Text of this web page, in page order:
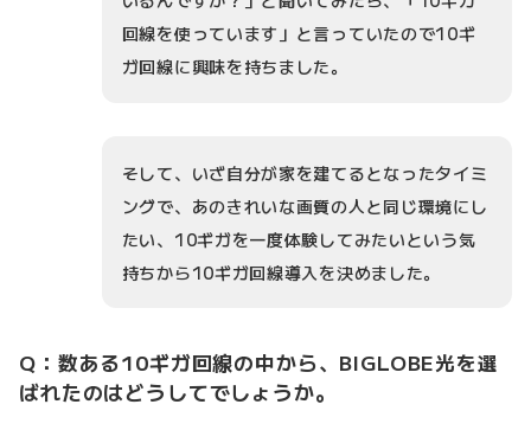
回線を使っています」と言っていたので10ギ
ガ回線に興味を持ちました。
そして、いざ自分が家を建てるとなったタイミ
ングで、あのきれいな画質の人と同じ環境にし
たい、10ギガを一度体験してみたいという気
持ちから10ギガ回線導入を決めました。
Q：数ある10ギガ回線の中から、BIGLOBE光を選
ばれたのはどうしてでしょうか。